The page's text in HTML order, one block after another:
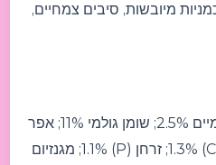
מיובשות, סיבים צמחיים,
חלבון גולמי 37%; סיבים גולמיים 2.5%; שומן גולמי 11%; אפר
גולמי 8%; לחות 6%; סידן (Ca) 1.3%; זרחן (P) 1.1%; מגנזיום